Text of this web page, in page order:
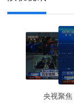
央视聚